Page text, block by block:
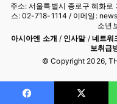
주소: 서울특별시 종로구 혜화
스: 02-718-1114 / 이메일:
소년
아시아엔 소개 / 인사말/ 네트워
보취급
© Copyright 2026,